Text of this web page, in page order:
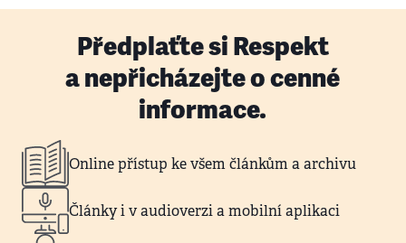
Předplaťte si Respekt
a nepřicházejte o cenné
informace.
Online přístup ke všem článkům a archivu
Články i v audioverzi a mobilní aplikaci